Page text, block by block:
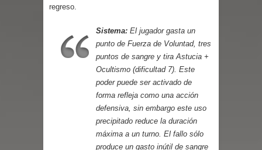
regreso.
Sistema: El jugador gasta un
punto de Fuerza de Voluntad, tres
puntos de sangre y tira Astucia +
Ocultismo (dificultad 7). Este
poder puede ser activado de
forma refleja como una acción
defensiva, sin embargo este uso
precipitado reduce la duración
máxima a un turno. El fallo sólo
produce un gasto inútil de sangre